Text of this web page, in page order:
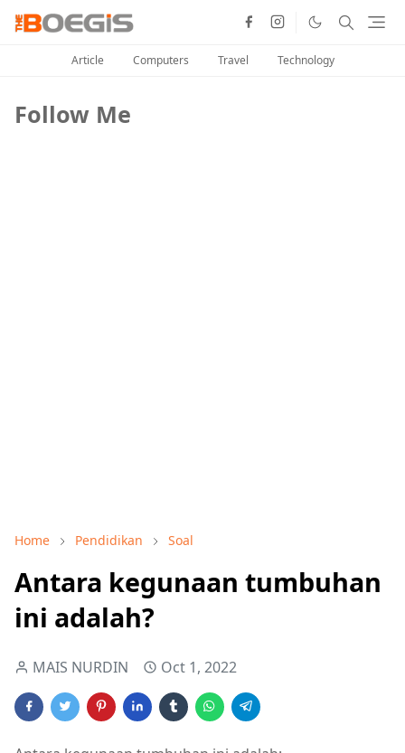
Article Computers Travel Technology
Follow Me
Home Pendidikan Soal
Antara kegunaan tumbuhan
ini adalah?
MAIS NURDIN Oct 1, 2022